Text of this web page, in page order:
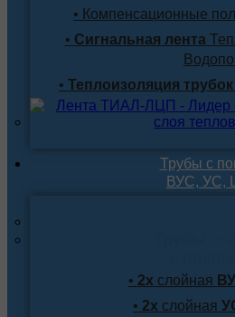
• Компенсационные
• Сигнальная лента
• Теплоизоляция трубок
Трубы с
ВУС, УС,
• 2х слойная
• 2х слойная